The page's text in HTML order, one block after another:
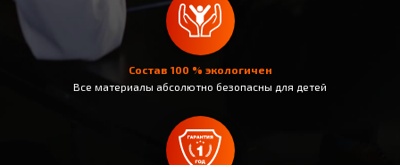
Состав 100 % экологичен
Все материалы абсолютно безопасны для детей